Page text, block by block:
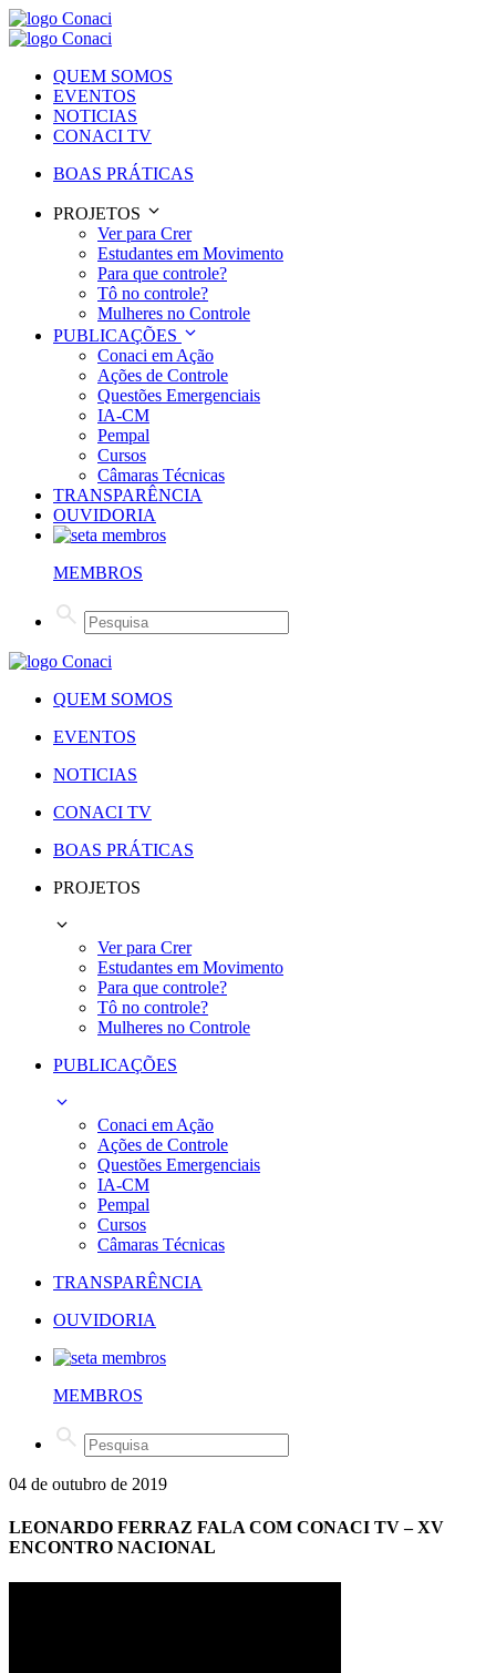
QUEM SOMOS
EVENTOS
NOTICIAS
CONACI TV
BOAS PRÁTICAS
PROJETOS
Ver para Crer
Estudantes em Movimento
Para que controle?
Tô no controle?
Mulheres no Controle
PUBLICAÇÕES
Conaci em Ação
Ações de Controle
Questões Emergenciais
IA-CM
Pempal
Cursos
Câmaras Técnicas
TRANSPARÊNCIA
OUVIDORIA
MEMBROS
QUEM SOMOS
EVENTOS
NOTICIAS
CONACI TV
BOAS PRÁTICAS
PROJETOS
Ver para Crer
Estudantes em Movimento
Para que controle?
Tô no controle?
Mulheres no Controle
PUBLICAÇÕES
Conaci em Ação
Ações de Controle
Questões Emergenciais
IA-CM
Pempal
Cursos
Câmaras Técnicas
TRANSPARÊNCIA
OUVIDORIA
MEMBROS
04 de outubro de 2019
LEONARDO FERRAZ FALA COM CONACI TV – XV
ENCONTRO NACIONAL